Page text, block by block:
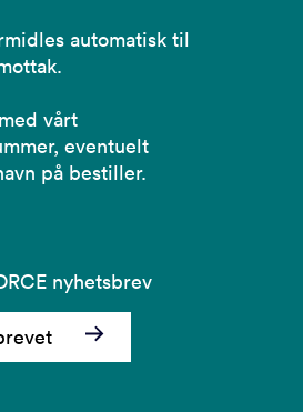
automatisk til
vårt
eventuelt
på bestiller.
nyhetsbrev